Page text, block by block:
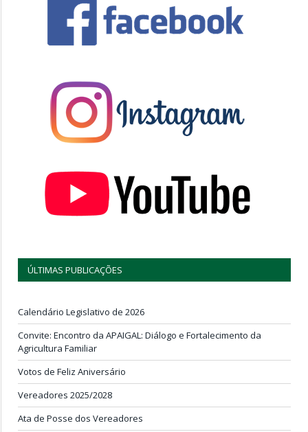
ÚLTIMAS PUBLICAÇÕES
Calendário Legislativo de 2026
Convite: Encontro da APAIGAL: Diálogo e Fortalecimento da
Agricultura Familiar
Votos de Feliz Aniversário
Vereadores 2025/2028
Ata de Posse dos Vereadores